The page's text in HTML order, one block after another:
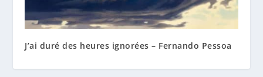
J’ai duré des heures ignorées – Fernando Pessoa